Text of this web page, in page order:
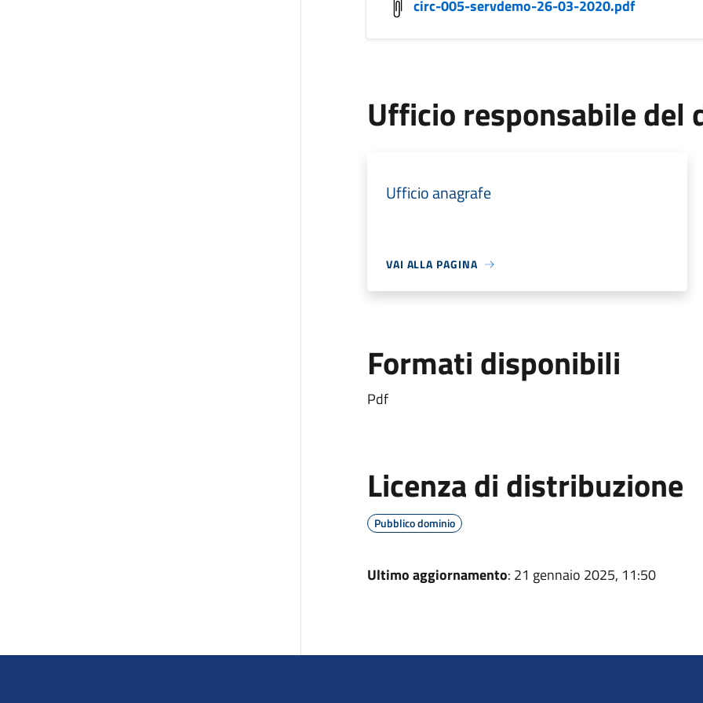
circ-005-servdemo-26-03-2020.pdf
Ufficio responsabile del
Ufficio anagrafe
VAI ALLA PAGINA
Formati disponibili
Pdf
Licenza di distribuzione
Pubblico dominio
Ultimo aggiornamento: 21 gennaio 2025, 11:50